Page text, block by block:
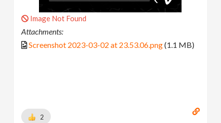
Image Not Found
Attachments:
Screenshot 2023-03-02 at 23.53.06.png(1.1 MB)
2